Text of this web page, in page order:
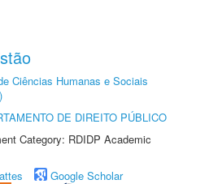
Ciências Humanas e Sociais
DE DIREITO PÚBLICO
Category: RDIDP Academic
Google Scholar